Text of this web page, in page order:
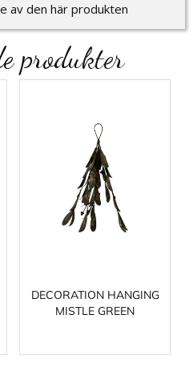
av den här produkten
produkter
DECORATION HANGING
MISTLE GREEN